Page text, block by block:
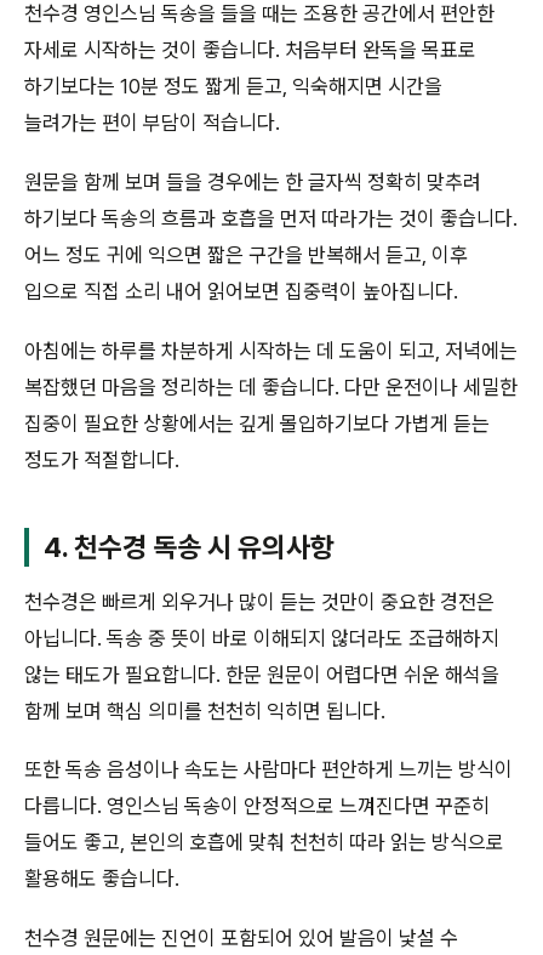
천수경 영인스님 독송을 들을 때는 조용한 공간에서 편안한
자세로 시작하는 것이 좋습니다. 처음부터 완독을 목표로
하기보다는 10분 정도 짧게 듣고, 익숙해지면 시간을
늘려가는 편이 부담이 적습니다.
원문을 함께 보며 들을 경우에는 한 글자씩 정확히 맞추려
하기보다 독송의 흐름과 호흡을 먼저 따라가는 것이 좋습니다.
어느 정도 귀에 익으면 짧은 구간을 반복해서 듣고, 이후
입으로 직접 소리 내어 읽어보면 집중력이 높아집니다.
아침에는 하루를 차분하게 시작하는 데 도움이 되고, 저녁에는
복잡했던 마음을 정리하는 데 좋습니다. 다만 운전이나 세밀한
집중이 필요한 상황에서는 깊게 몰입하기보다 가볍게 듣는
정도가 적절합니다.
4. 천수경 독송 시 유의사항
천수경은 빠르게 외우거나 많이 듣는 것만이 중요한 경전은
아닙니다. 독송 중 뜻이 바로 이해되지 않더라도 조급해하지
않는 태도가 필요합니다. 한문 원문이 어렵다면 쉬운 해석을
함께 보며 핵심 의미를 천천히 익히면 됩니다.
또한 독송 음성이나 속도는 사람마다 편안하게 느끼는 방식이
다릅니다. 영인스님 독송이 안정적으로 느껴진다면 꾸준히
들어도 좋고, 본인의 호흡에 맞춰 천천히 따라 읽는 방식으로
활용해도 좋습니다.
천수경 원문에는 진언이 포함되어 있어 발음이 낯설 수